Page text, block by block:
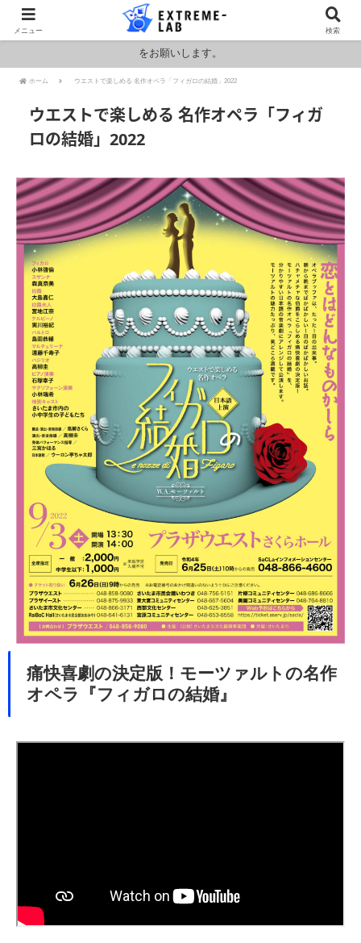
ロシア・ウクライナおよびアメリカ・イランの情勢により燃料および原料
価格が高騰しております。HPの金額と料金が異なりますのでお見積もり
をお願いします。
ホーム ウエストで楽しめる 名作オペラ「フィガロの結婚」2022
ウエストで楽しめる 名作オペラ「フィガ
ロの結婚」2022
痛快喜劇の決定版！モーツァルトの名作
オペラ『フィガロの結婚』
メニュー 検索